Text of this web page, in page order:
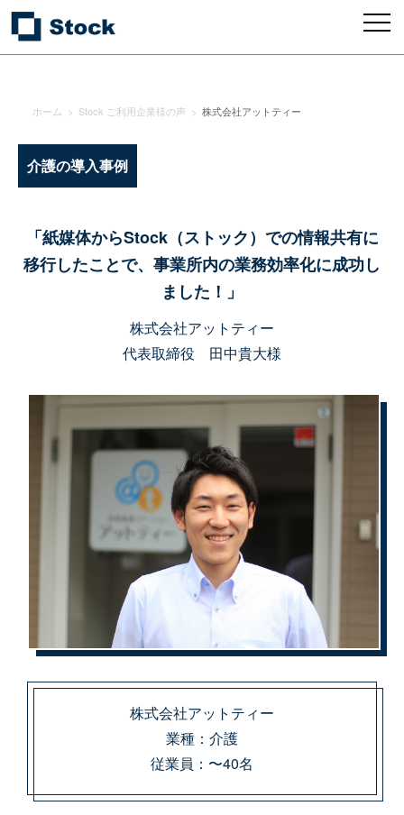
ホーム > Stock ご利用企業様の声 > 株式会社アットティー
介護の導入事例
「紙媒体からStock（ストック）での情報共有に
移行したことで、事業所内の業務効率化に成功し
ました！」
株式会社アットティー
代表取締役 田中貴大様
株式会社アットティー
業種：介護
従業員：〜40名